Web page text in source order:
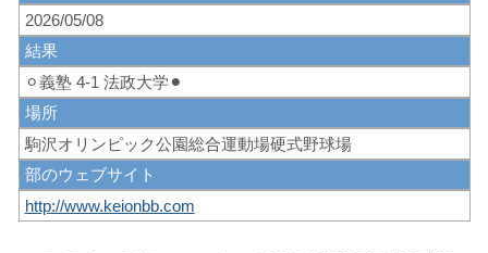
2026/05/08
結果
⚪︎義塾 4-1 法政大学⚫︎
場所
駒沢オリンピック公園総合運動場硬式野球場
部のウェブサイト
http://www.keionbb.com